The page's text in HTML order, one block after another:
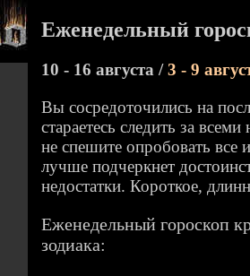
Еженедельный
10 - 16 августа /3 - 9
Вы сосредоточились на
стараетесь следить за
не спешите опробовать все
лучше подчеркнет
недостатки. Короткое,
Еженедельный гороскоп
зодиака: